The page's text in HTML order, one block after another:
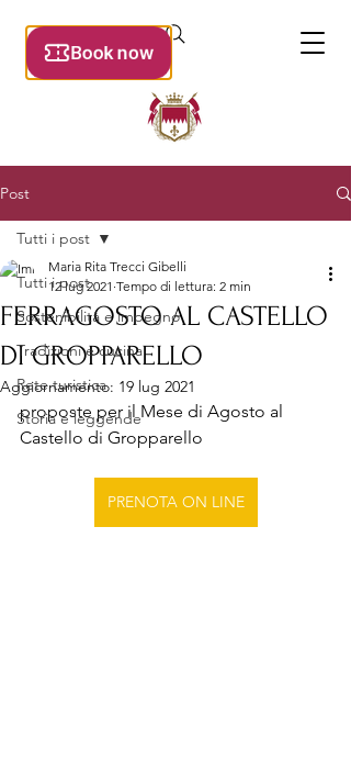
Post
Tutti i post
Sostenibilità e impegno
Tradizioni e cucina
Rete turistica
Storia e leggende
Tutti i post
FERRAGOSTO AL CASTELLO
DI GROPPARELLO
Maria Rita Trecci Gibelli
12 lug 2021 Tempo di lettura: 2 min
Aggiornamento: 19 lug 2021
proposte per il Mese di Agosto al
Castello di Gropparello
PRENOTA ON LINE